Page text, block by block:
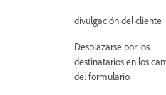
divulgación del cliente
Desplazarse por los
destinatarios en los
del formulario